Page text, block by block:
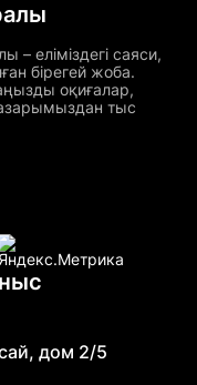
– еліміздегі саяси,
бірегей жоба.
оқиғалар,
тыс
дом 2/5